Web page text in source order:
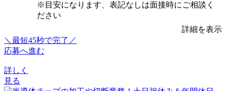
※目安になります、表記なしは面接時にご相談く
ださい
詳細を表示
＼最短45秒で完了／
応募へ進む
詳しく
見る